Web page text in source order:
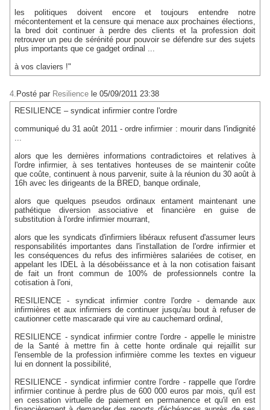
les politiques doivent encore et toujours entendre notre
mécontentement et la censure qui menace aux prochaines élections,
la bred doit continuer à perdre des clients et la profession doit
retrouver un peu de sérénité pour pouvoir se défendre sur des sujets
plus importants que ce gadget ordinal ...
à vos claviers !"
4. Posté par Resilience le 05/09/2011 23:38
RESILIENCE – syndicat infirmier contre l'ordre
communiqué du 31 août 2011 - ordre infirmier : mourir dans l'indignité
alors que les dernières informations contradictoires et relatives à
l'ordre infirmier, à ses tentatives honteuses de se maintenir coûte
que coûte, continuent à nous parvenir, suite à la réunion du 30 août à
16h avec les dirigeants de la BRED, banque ordinale,
alors que quelques pseudos ordinaux entament maintenant une
pathétique diversion associative et financière en guise de
substitution à l'ordre infirmier mourrant,
alors que les syndicats d'infirmiers libéraux refusent d'assumer leurs
responsabilités importantes dans l'installation de l'ordre infirmier et
les conséquences du refus des infirmières salariées de cotiser, en
appelant les IDEL à la désobéissance et à la non cotisation faisant
de fait un front commun de 100% de professionnels contre la
cotisation à l'oni,
RESILIENCE - syndicat infirmier contre l'ordre - demande aux
infirmières et aux infirmiers de continuer jusqu'au bout à refuser de
cautionner cette mascarade qui vire au cauchemard ordinal,
RESILIENCE - syndicat infirmier contre l'ordre - appelle le ministre
de la Santé à mettre fin à cette honte ordinale qui rejaillit sur
l'ensemble de la profession infirmière comme les textes en vigueur
lui en donnent la possibilité,
RESILIENCE - syndicat infirmier contre l'ordre - rappelle que l'ordre
infirmier continue à perdre plus de 600 000 euros par mois, qu'il est
en cessation virtuelle de paiement en permanence et qu'il en est